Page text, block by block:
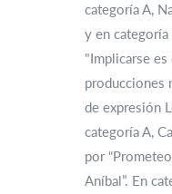
categoría A,
y en
"Implicarse
producciones
de expresión
categoría A,
por
Aníbal”. En